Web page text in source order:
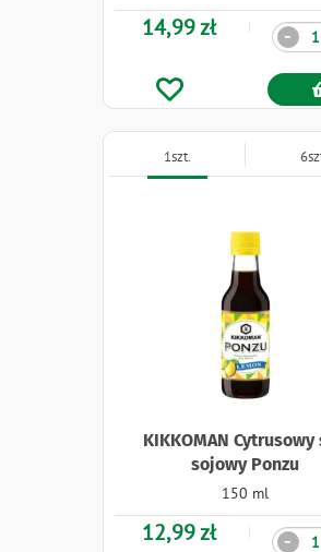
14,99 zł Ilość
-
KIKKOMAN Cytrusowy
sojowy Ponzu
150 ml
12,99 zł
1szt.
Ilość
-